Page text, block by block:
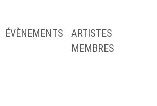
ÉVÈNEMENTS
ARTISTES
MEMBRES